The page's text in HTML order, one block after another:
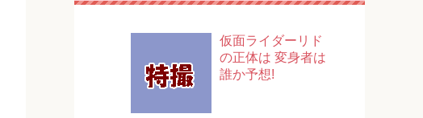
仮面ライダーリド
の正体は 変身者は
誰か予想!